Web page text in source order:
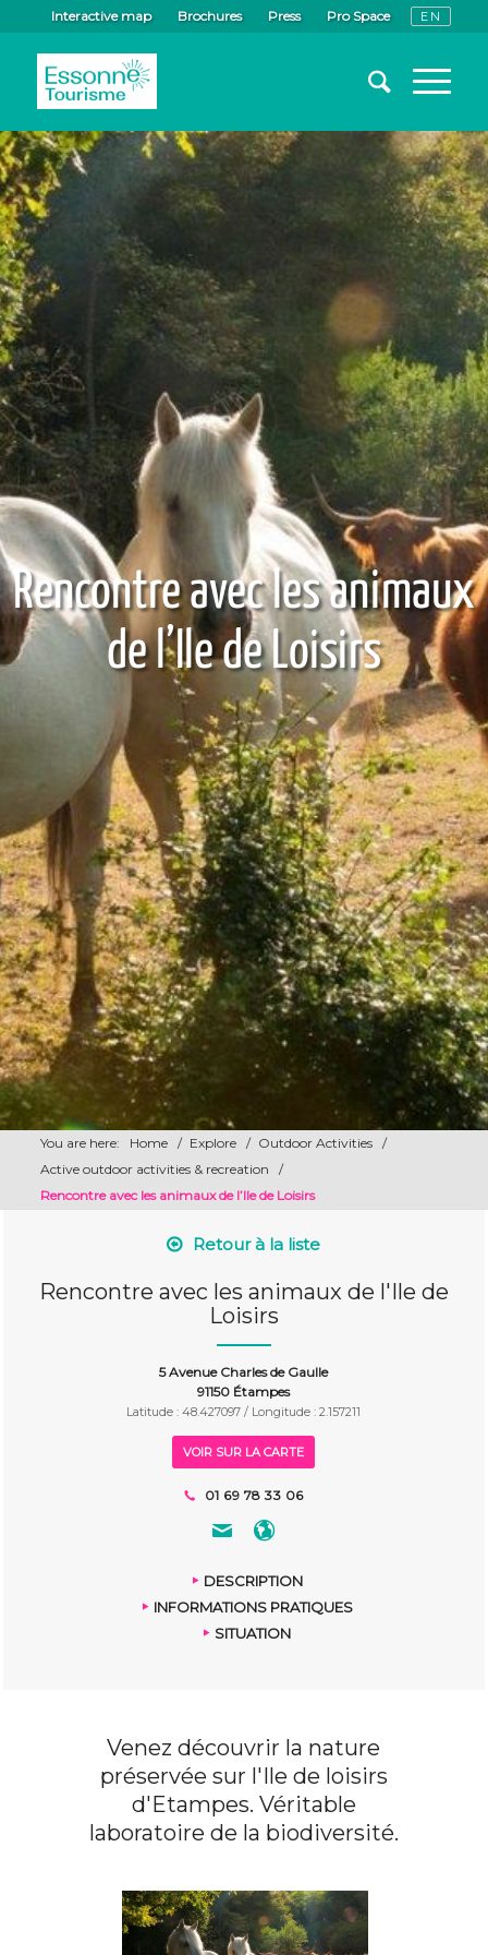
Interactive map Brochures Press Pro Space
Rencontre avec les animaux
de l’Ile de Loisirs
You are here: Home / Explore / Outdoor Activities
/
Active outdoor activities & recreation
/
Rencontre avec les animaux de l’Ile de Loisirs
Retour à la liste
Rencontre avec les animaux de l'Ile de
Loisirs
5 Avenue Charles de Gaulle
91150 Étampes
Latitude : 48.427097 / Longitude : 2.157211
VOIR SUR LA CARTE
01 69 78 33 06
DESCRIPTION
INFORMATIONS PRATIQUES
SITUATION
Venez découvrir la nature
préservée sur l'Ile de loisirs
d'Etampes. Véritable
laboratoire de la biodiversité.